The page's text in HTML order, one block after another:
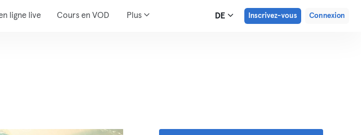
ligne live Cours en VOD Plus DE Inscrivez-vous Connexion